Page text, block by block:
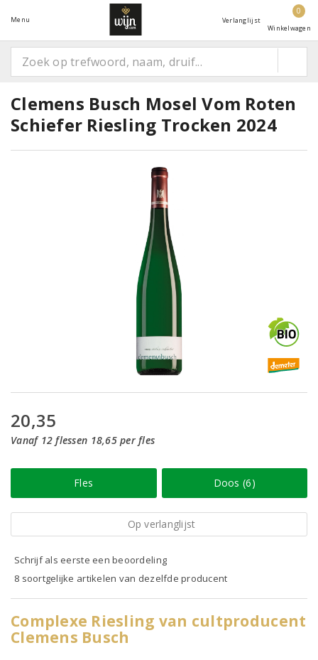
Menu Verlanglijst
0
Winkelwagen
Clemens Busch Mosel Vom Roten
Schiefer Riesling Trocken 2024
20,35
Vanaf 12 flessen 18,65 per fles
Fles Doos (6)
Op verlanglijst
Schrijf als eerste een beoordeling
8 soortgelijke artikelen van dezelfde producent
Complexe Riesling van cultproducent
Clemens Busch